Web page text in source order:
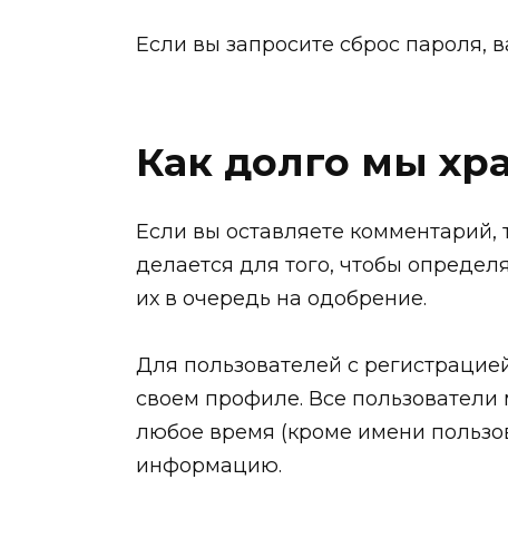
Если вы запросите сброс пароля,
Как долго мы
Если вы оставляете
делается для того, чтобы
их в очередь на одобрение.
Для пользователей с
своем профиле. Все
любое время (кроме имени
информацию.